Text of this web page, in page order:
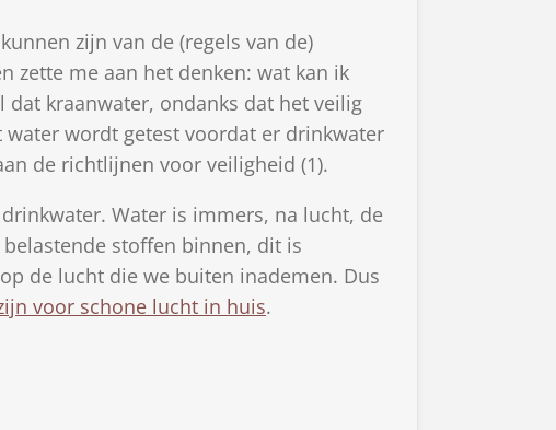
zijn van de (regels van de)
zette me aan het denken: wat kan ik
kraanwater, ondanks dat het veilig
water wordt getest voordat er drinkwater
de richtlijnen voor veiligheid (1).
Water is immers, na lucht, de
stoffen binnen, dit is
de lucht die we buiten inademen. Dus
voor schone lucht in huis.